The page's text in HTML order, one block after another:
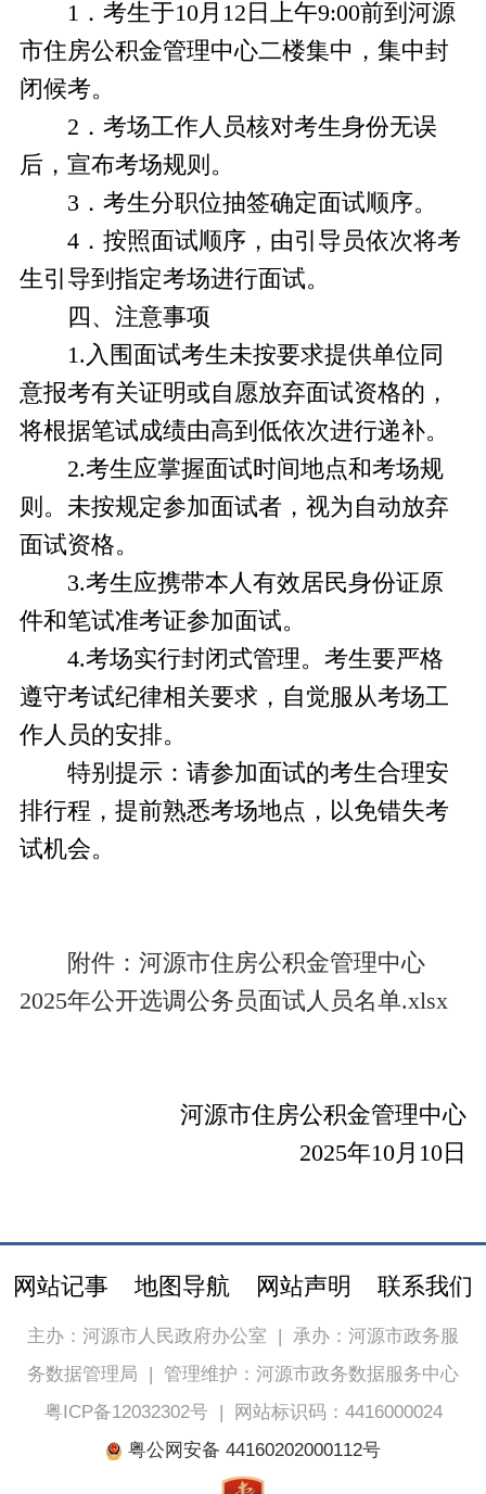
1．考生于10月12日上午9:00前到河源
市住房公积金管理中心二楼集中，集中封
闭候考。
2．考场工作人员核对考生身份无误
后，宣布考场规则。
3．考生分职位抽签确定面试顺序。
4．按照面试顺序，由引导员依次将考
生引导到指定考场进行面试。
四、注意事项
1.入围面试考生未按要求提供单位同
意报考有关证明或自愿放弃面试资格的，
将根据笔试成绩由高到低依次进行递补。
2.考生应掌握面试时间地点和考场规
则。未按规定参加面试者，视为自动放弃
面试资格。
3.考生应携带本人有效居民身份证原
件和笔试准考证参加面试。
4.考场实行封闭式管理。考生要严格
遵守考试纪律相关要求，自觉服从考场工
作人员的安排。
特别提示：请参加面试的考生合理安
排行程，提前熟悉考场地点，以免错失考
试机会。
附件：河源市住房公积金管理中心
2025年公开选调公务员面试人员名单.xlsx
河源市住房公积金管理中心
2025年10月10日
网站记事 地图导航 网站声明 联系我们
主办：河源市人民政府办公室 | 承办：河源市政务服
务数据管理局 | 管理维护：河源市政务数据服务中心
粤ICP备12032302号|
网站标识码：4416000024
粤公网安备 44160202000112号